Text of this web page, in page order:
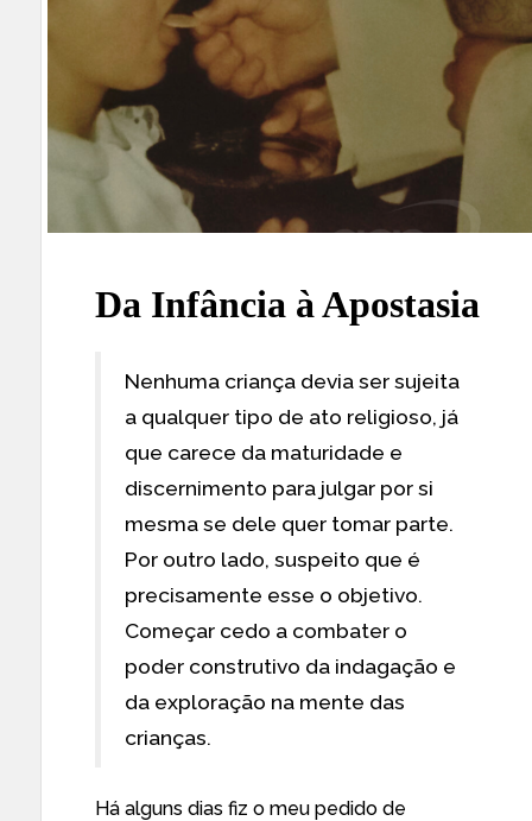
Da Infância à Apostasia
Nenhuma criança devia ser sujeita
a qualquer tipo de ato religioso, já
que carece da maturidade e
discernimento para julgar por si
mesma se dele quer tomar parte.
Por outro lado, suspeito que é
precisamente esse o objetivo.
Começar cedo a combater o
poder construtivo da indagação e
da exploração na mente das
crianças.
Há alguns dias fiz o meu pedido de